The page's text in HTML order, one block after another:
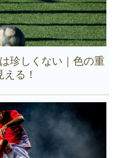
珍しくない｜色の重
る！